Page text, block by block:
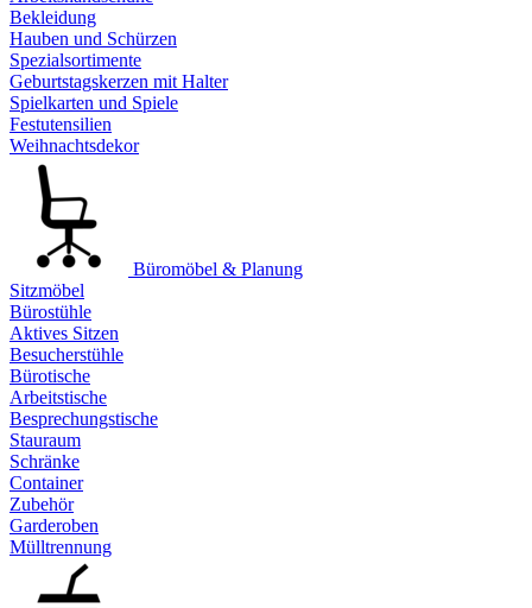
Bekleidung
Hauben und Schürzen
Spezialsortimente
Geburtstagskerzen mit Halter
Spielkarten und Spiele
Festutensilien
Weihnachtsdekor
Büromöbel & Planung
Sitzmöbel
Bürostühle
Aktives Sitzen
Besucherstühle
Bürotische
Arbeitstische
Besprechungstische
Stauraum
Schränke
Container
Zubehör
Garderoben
Mülltrennung